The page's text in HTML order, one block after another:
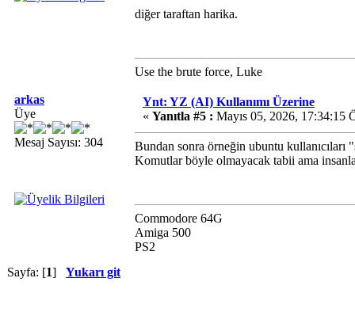
diğer taraftan harika.
Use the brute force, Luke
arkas
Üye
Mesaj Sayısı: 304
Ynt: YZ (AI) Kullanımı Üzerine
« Yanıtla #5 : Mayıs 05, 2026, 17:34:15
Bundan sonra örneğin ubuntu
Komutlar böyle olmayacak tabii ama
Commodore 64G
Amiga 500
PS2
Sayfa: [1] Yukarı git